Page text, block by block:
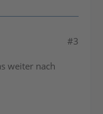
#3
weiter nach